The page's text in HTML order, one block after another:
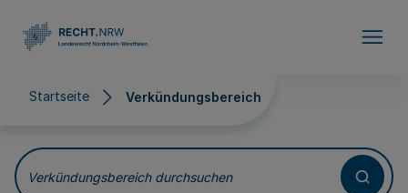
Startseite Verkündungsbereich
Verkündungsbereich